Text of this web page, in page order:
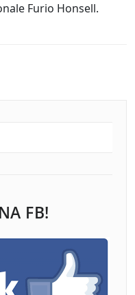
Furio Honsell.
FB!